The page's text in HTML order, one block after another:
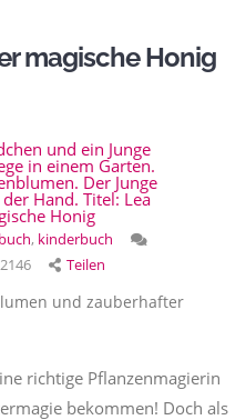
magische Honig
, kinderbuch
2146 Teilen
lumen und zauberhafter
richtige Pflanzenmagierin
bekommen! Doch als